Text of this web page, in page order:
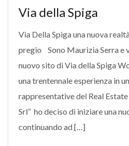
Via della Spiga
Via Della Spiga una nuova
pregio Sono Maurizia Serra e
nuovo sito di Via della Spiga
una trentennale esperienza in
rappresentative del Real
Srl” ho deciso di iniziare una
continuando ad […]